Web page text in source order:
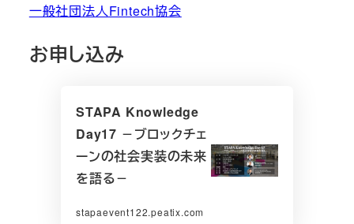
一般社団法人Fintech協会
お申し込み
STAPA Knowledge
Day17 －ブロックチェ
ーンの社会実装の未来
を語る－
stapaevent122.peatix.com